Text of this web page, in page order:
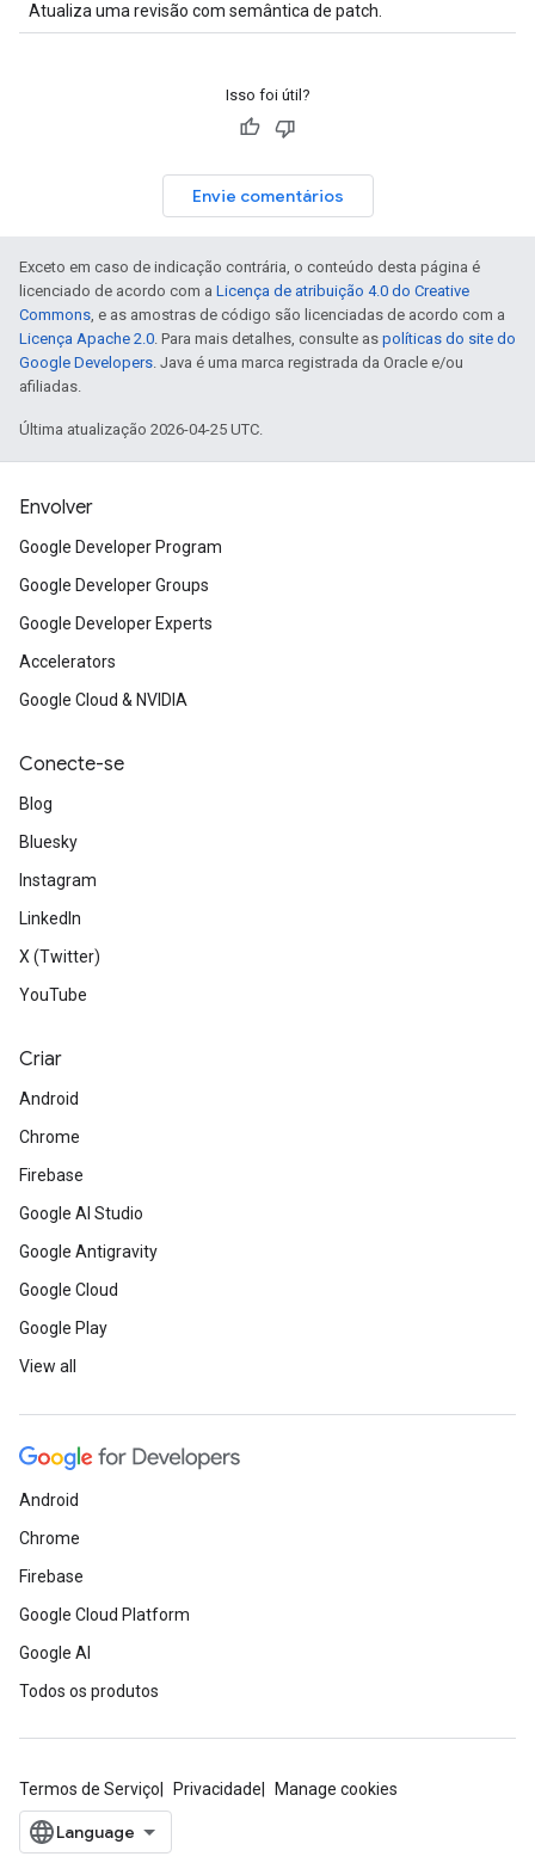
Atualiza uma revisão com semântica de patch.
Isso foi útil?
Envie comentários
Exceto em caso de indicação contrária, o conteúdo desta página é
licenciado de acordo com a Licença de atribuição 4.0 do Creative
Commons, e as amostras de código são licenciadas de acordo com a
Licença Apache 2.0. Para mais detalhes, consulte as políticas do site do
Google Developers. Java é uma marca registrada da Oracle e/ou
afiliadas.
Última atualização 2026-04-25 UTC.
Envolver
Google Developer Program
Google Developer Groups
Google Developer Experts
Accelerators
Google Cloud & NVIDIA
Conecte-se
Blog
Bluesky
Instagram
LinkedIn
X (Twitter)
YouTube
Criar
Android
Chrome
Firebase
Google AI Studio
Google Antigravity
Google Cloud
Google Play
View all
Android
Chrome
Firebase
Google Cloud Platform
Google AI
Todos os produtos
Termos de Serviço Privacidade Manage cookies